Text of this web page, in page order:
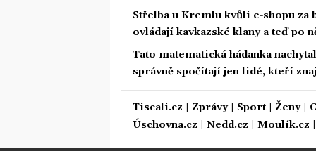
Střelba u Kremlu kvůli e-shopu
ovládají kavkazské klany a teď po
Tato matematická hádanka
správně spočítají jen lidé, kteří
Tiscali.cz Zprávy| Sport| Ženy|
Úschovna.cz
Nedd.cz Moulík.cz